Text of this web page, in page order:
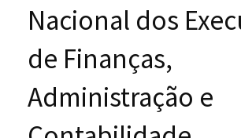
Nacional dos
de Finanças,
Administração e